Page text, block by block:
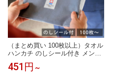
（まとめ買い 100枚以上）タオル
ハンカチ のしシール付き メンズ
ハンドタオル 今治タオル 個包装
ギフト まとめ買い 22.5×23cm レ
451円 ～